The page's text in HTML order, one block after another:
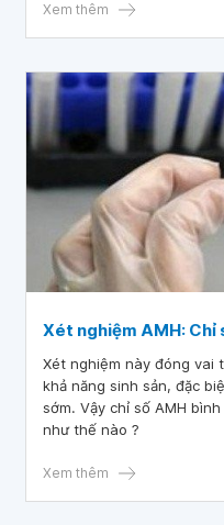
em lo lắng, sợ sẽ ảnh
Xem thêm
Xét nghiệm AMH: Chỉ
Xét nghiệm này đóng vai
khả năng sinh sản, đặc
sớm. Vậy chỉ số AMH
như thế nào ?
Xem thêm